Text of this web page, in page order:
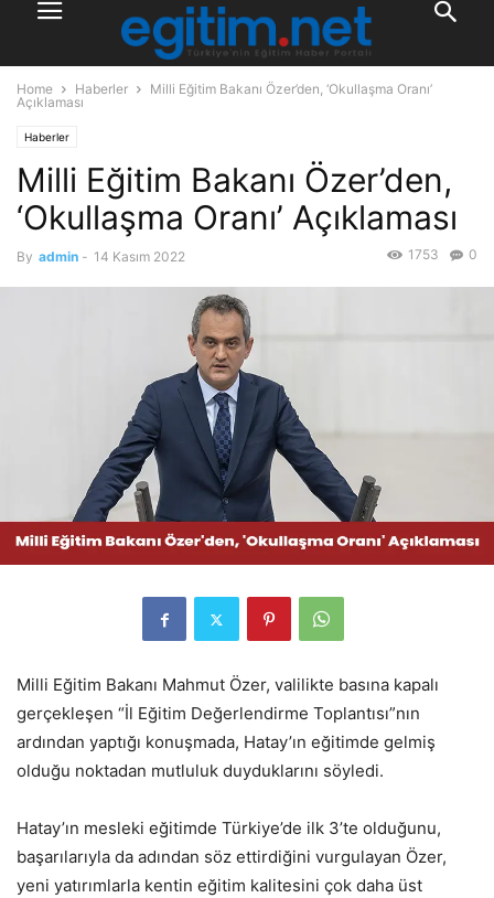
Home Haberler
Milli Eğitim Bakanı Özer’den, ‘Okullaşma Oranı’
Açıklaması
Haberler
Milli Eğitim Bakanı Özer’den,
‘Okullaşma Oranı’ Açıklaması
By admin - 14 Kasım 2022 0
1753
Milli Eğitim Bakanı Mahmut Özer, valilikte basına kapalı
gerçekleşen “İl Eğitim Değerlendirme Toplantısı”nın
ardından yaptığı konuşmada, Hatay’ın eğitimde gelmiş
olduğu noktadan mutluluk duyduklarını söyledi.
Hatay’ın mesleki eğitimde Türkiye’de ilk 3’te olduğunu,
başarılarıyla da adından söz ettirdiğini vurgulayan Özer,
yeni yatırımlarla kentin eğitim kalitesini çok daha üst